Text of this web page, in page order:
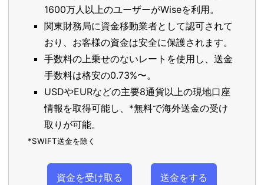
1600万人以上のユーザーがWiseを利用。
関東財務局に資金移動業者として認可されて
おり、お客様の資金は安全に保護されます。
手数料の上乗せのないレートを使用し、送金
手数料は格安の0.73%〜。
USDやEURなどの主要8通貨以上の現地口座
情報を取得可能し、*無料で海外送金の受け
取りが可能。
*SWIFT送金を除く
資金を受け取る 送金をする